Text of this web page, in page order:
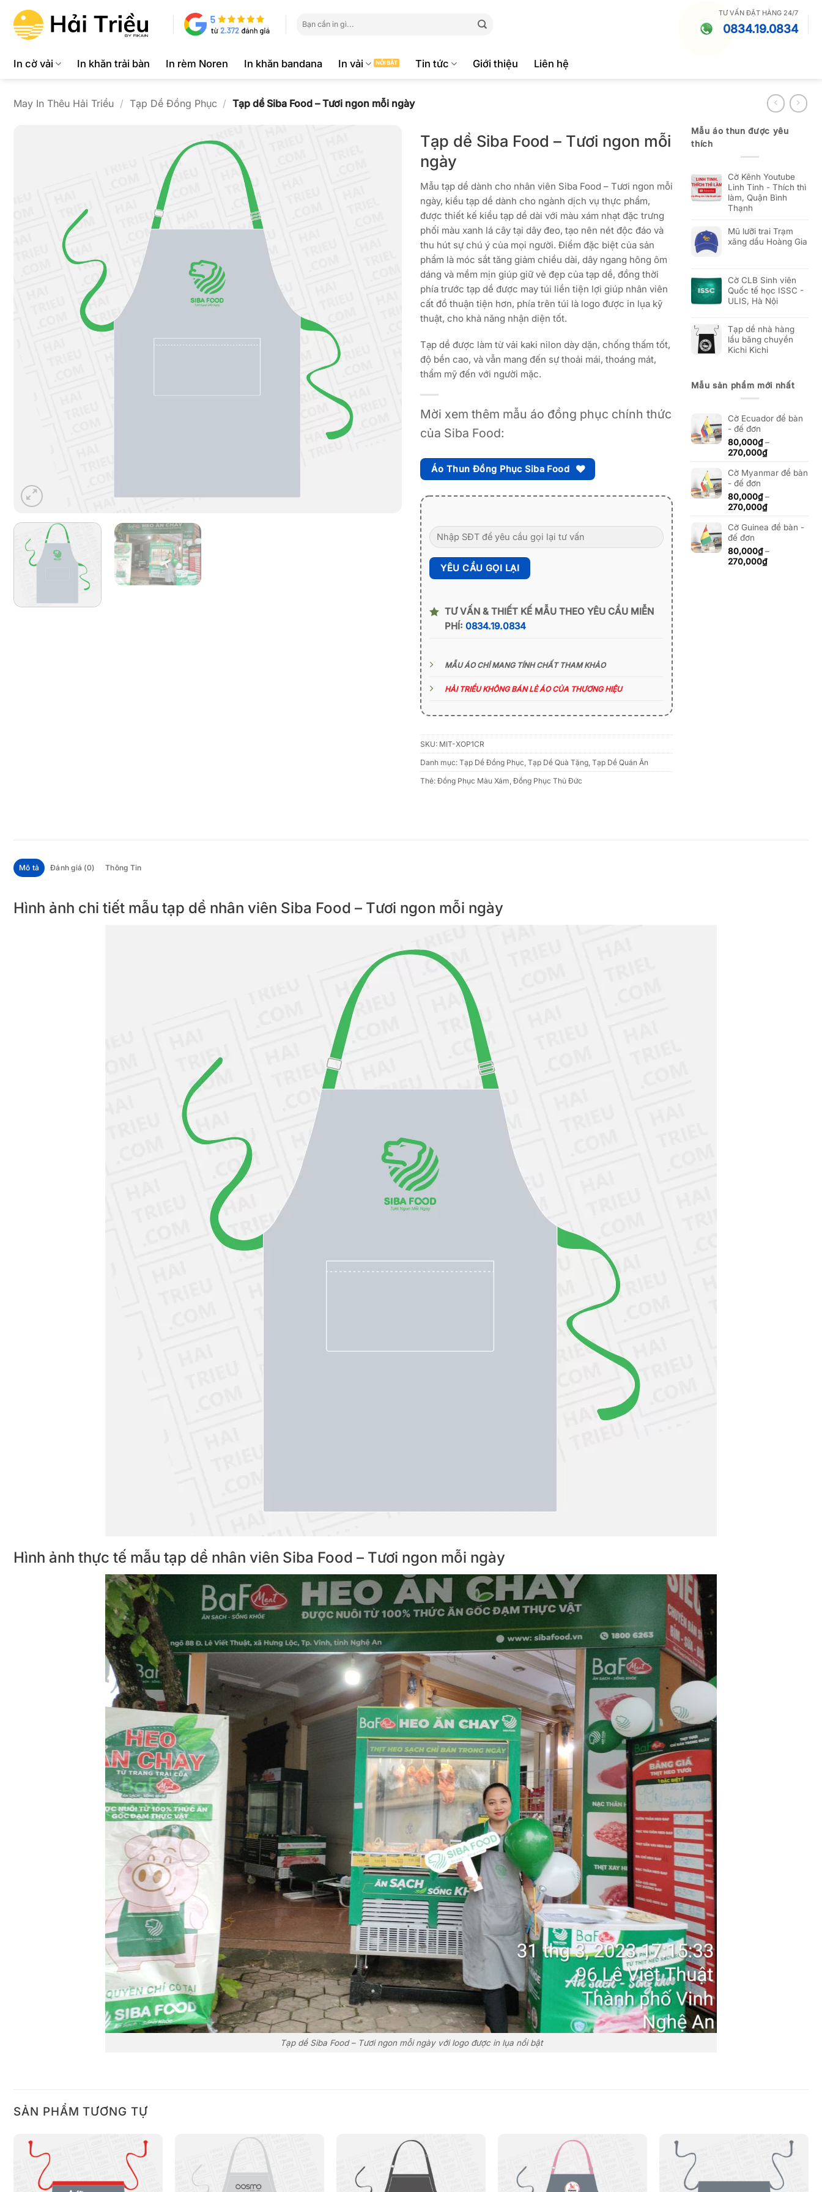
qua
kiếm:
TƯ VẤN ĐẶT HÀNG 24/7
0834.19.0834
In cờ vải In khăn trải bàn In rèm Noren In khăn bandana In vải Tin tức Giới thiệu Liên hệ
May In Thêu Hải Triều / Tạp Dề Đồng Phục / Tạp dề Siba Food – Tươi ngon mỗi ngày
Tạp dề Siba Food – Tươi ngon mỗi
ngày
Mẫu tạp dề dành cho nhân viên Siba Food – Tươi ngon mỗi
ngày, kiểu tạp dề dành cho ngành dịch vụ thực phẩm,
được thiết kế kiểu tạp dề dài với màu xám nhạt đặc trưng
phối màu xanh lá cây tại dây đeo, tạo nên nét độc đáo và
thu hút sự chú ý của mọi người. Điểm đặc biệt của sản
phẩm là móc sắt tăng giảm chiều dài, dây ngang hông ôm
dáng và mềm mịn giúp giữ vẻ đẹp của tạp dề, đồng thời
phía trước tạp dề được may túi liền tiện lợi giúp nhân viên
cất đồ thuận tiện hơn, phía trên túi là logo được in lụa kỹ
thuật, cho khả năng nhận diện tốt.
Tạp dề được làm từ vải kaki nilon dày dặn, chống thấm tốt,
độ bền cao, và vẫn mang đến sự thoải mái, thoáng mát,
thẩm mỹ đến với người mặc.
Mời xem thêm mẫu áo đồng phục chính thức
của Siba Food:
Áo Thun Đồng Phục Siba Food
TƯ VẤN & THIẾT KẾ MẪU THEO YÊU CẦU MIỄN
PHÍ: 0834.19.0834
MẪU ÁO CHỈ MANG TÍNH CHẤT THAM KHẢO
HẢI TRIỀU KHÔNG BÁN LẺ ÁO CỦA THƯƠNG HIỆU
SKU: MIT-XOP1CR
Danh mục: Tạp Dề Đồng Phục Tạp Dề Quà Tặng Tạp Dề Quán Ăn
Thẻ: Đồng Phục Màu Xám Đồng Phục Thủ Đức
Mẫu áo thun được yêu
thích
Cờ Kênh Youtube
Linh Tinh - Thích thì
làm, Quận Bình
Thạnh
Mũ lưỡi trai Trạm
xăng dầu Hoàng Gia
Cờ CLB Sinh viên
Quốc tế học ISSC -
ULIS, Hà Nội
Tạp dề nhà hàng
lẩu băng chuyền
Kichi Kichi
Mẫu sản phẩm mới nhất
Cờ Ecuador để bàn
- đế đơn
80,000₫ –
270,000₫Khoảng
từ
270,000₫
Cờ Myanmar để bàn
- đế đơn
80,000₫ –
270,000₫Khoảng
từ
270,000₫
Cờ Guinea để bàn -
đế đơn
80,000₫ –
270,000₫Khoảng
Mô tả Đánh giá (0) Thông Tin
Hình ảnh chi tiết mẫu tạp dề nhân viên Siba Food – Tươi ngon mỗi ngày
Hình ảnh thực tế mẫu tạp dề nhân viên Siba Food – Tươi ngon mỗi ngày
Tạp dề Siba Food – Tươi ngon mỗi ngày với logo được in lụa nổi bật
SẢN PHẨM TƯƠNG TỰ